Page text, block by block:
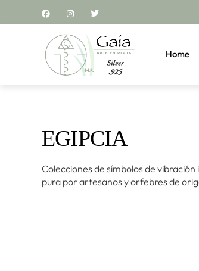
Home
EGIPCIA
Colecciones de símbolos de
pura por artesanos y orfebres de